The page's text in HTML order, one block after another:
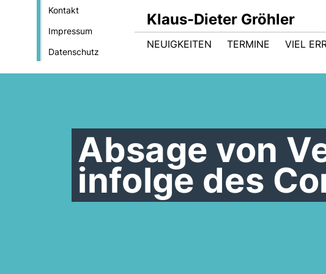
Kontakt
Impressum
Datenschutz
Klaus-Dieter Gröhler
NEUIGKEITEN TERMINE VIEL
Absage von
infolge des